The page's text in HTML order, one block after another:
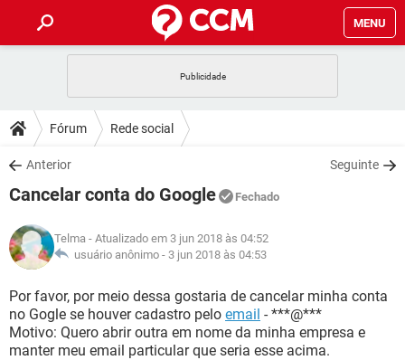
MENU
CELULAR
OUTLOOK
INSTAGRAM GMAIL
GUIA DE COMPRAS
DICAS
JOGOS
INSTAGRAM GMAIL
GUIA DE COMPRAS
DOWNLOADS
JOGOS WHATSAPP
CELULAR
OUTLOOK EXCEL
INSTAGRAM GMAIL
GUIA DE COMPRAS
JOGOS WHATSAPP
CELULAR
OUTLOOK EXCEL
INSTAGRAM GMAIL
GLOSSÁRIO
JOGOS WHATSAPP
CELULAR FACEBOOK
OUTLOOK EXCEL
Fórum Rede social
Anterior Seguinte
Cancelar conta do Google Fechado
Telma - Atualizado em 3 jun 2018 às 04:52
usuário anônimo - 3 jun 2018 às 04:53
Por favor, por meio dessa gostaria de cancelar minha conta
no Gogle se houver cadastro pelo email - ***@***
Motivo: Quero abrir outra em nome da minha empresa e
manter meu email particular que seria esse acima.